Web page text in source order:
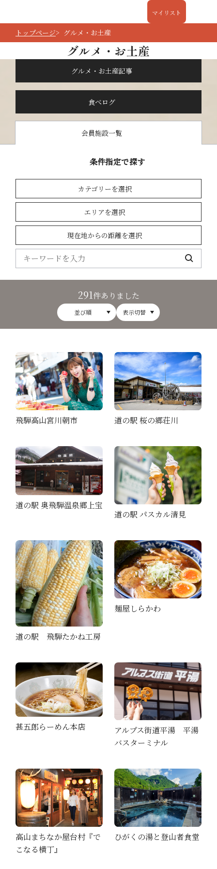
マイリスト
トップページ グルメ・お土産
グルメ・お土産
グルメ・お土産記事
会員施設一覧
食べログ
条件指定で探す
カテゴリーを選択
エリアを選択
現在地からの距離を選択
291件ありました
並び順 表示切替
飛騨高山宮川朝市 道の駅 桜の郷荘川
道の駅 奥飛騨温泉郷上宝
道の駅 パスカル清見
道の駅 飛騨たかね工房
麺屋しらかわ
甚五郎らーめん本店
アルプス街道平湯 平湯
バスターミナル
高山まちなか屋台村『で
こなる横丁』
ひがくの湯と登山者食堂